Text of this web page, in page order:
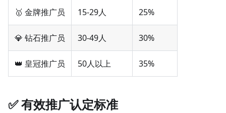
🥇 金牌推广员 15-29人 25%
💎 钻石推广员 30-49人 30%
👑 皇冠推广员 50人以上 35%
✅ 有效推广认定标准